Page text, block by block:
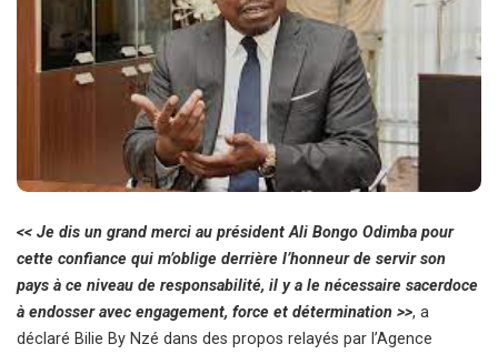
<< Je dis un grand merci au président Ali Bongo Odimba pour
cette confiance qui m’oblige derrière l’honneur de servir son
pays à ce niveau de responsabilité, il y a le nécessaire sacerdoce
à endosser avec engagement, force et détermination >>, a
déclaré Bilie By Nzé dans des propos relayés par l’Agence